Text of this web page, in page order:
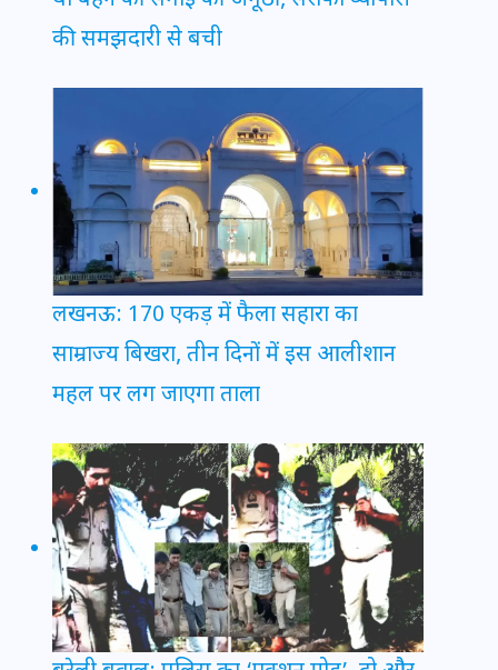
की समझदारी से बची
लखनऊ: 170 एकड़ में फैला सहारा का
साम्राज्य बिखरा, तीन दिनों में इस आलीशान
महल पर लग जाएगा ताला